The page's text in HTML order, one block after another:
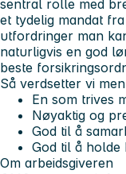
sentral rolle med
et tydelig mandat
utfordringer man
naturligvis en god
beste
Så verdsetter vi
En som trives
Nøyaktig og
God til å
God til å holde
Om arbeidsgiveren